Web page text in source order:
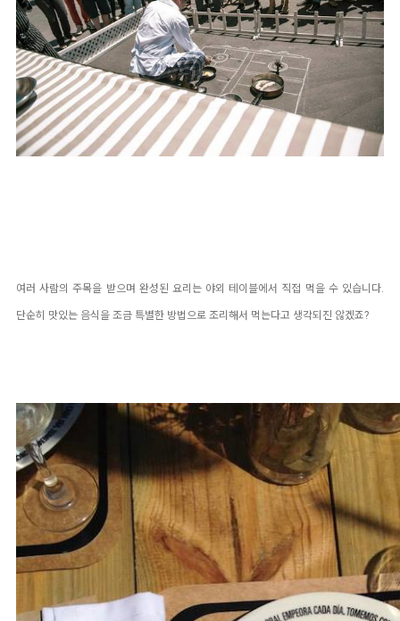
여러 사람의 주목을 받으며 완성된 요리는 야외 테이블에서 직접 먹을 수 있습니다.
단순히 맛있는 음식을 조금 특별한 방법으로 조리해서 먹는다고 생각되진 않겠죠?